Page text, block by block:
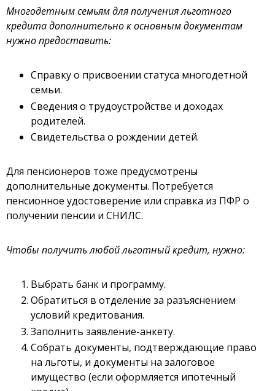
Многодетным семьям для получения льготного
кредита дополнительно к основным документам
нужно предоставить:
Справку о присвоении статуса многодетной
семьи.
Сведения о трудоустройстве и доходах
родителей.
Свидетельства о рождении детей.
Для пенсионеров тоже предусмотрены
дополнительные документы. Потребуется
пенсионное удостоверение или справка из ПФР о
получении пенсии и СНИЛС.
Чтобы получить любой льготный кредит, нужно:
Выбрать банк и программу.
Обратиться в отделение за разъяснением
условий кредитования.
Заполнить заявление-анкету.
Собрать документы, подтверждающие право
на льготы, и документы на залоговое
имущество (если оформляется ипотечный